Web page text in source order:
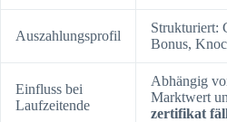
Auszahlungsprofil
Strukturiert:
Bonus,
Einfluss bei
Laufzeitende
Abhängig
Marktwert
zertifikat